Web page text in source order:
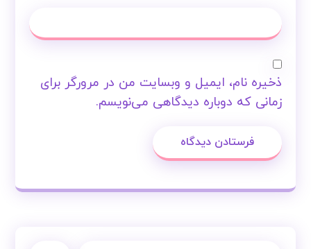
ذخیره نام، ایمیل و وبسایت من در مرورگر برای
زمانی که دوباره دیدگاهی می‌نویسم.
فرستادن دیدگاه